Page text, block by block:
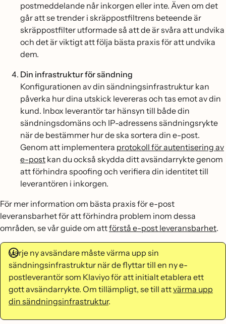
postmeddelande når inkorgen eller inte. Även om det
går att se trender i skräppostfiltrens beteende är
skräppostfilter utformade så att de är svåra att undvika
och det är viktigt att följa bästa praxis för att undvika
dem.
Din infrastruktur för sändning
Konfigurationen av din sändningsinfrastruktur kan
påverka hur dina utskick levereras och tas emot av din
kund. Inbox leverantör tar hänsyn till både din
sändningsdomäns och IP-adressens sändningsrykte
när de bestämmer hur de ska sortera din e-post.
Genom att implementera protokoll för autentisering av
e-post kan du också skydda ditt avsändarrykte genom
att förhindra spoofing och verifiera din identitet till
leverantören i inkorgen.
För mer information om bästa praxis för e-post
leveransbarhet för att förhindra problem inom dessa
områden, se vår guide om attförstå e-post leveransbarhet.
Varje ny avsändare måste värma upp sin
sändningsinfrastruktur när de flyttar till en ny e-
postleverantör som Klaviyo för att initialt etablera ett
gott avsändarrykte. Om tillämpligt, se till attvärma upp
din sändningsinfrastruktur.